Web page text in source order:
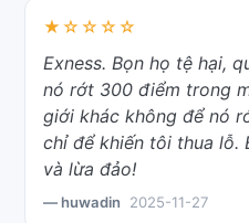
★☆☆☆☆
Exness. Bọn họ tệ hại,
nó rớt 300 điểm trong
giới khác không để nó
chỉ để khiến tôi thua lỗ.
và lừa đảo!
— huwadin 2025-11-27